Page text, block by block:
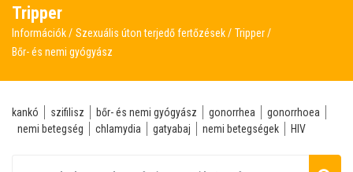
Tripper
Információk Szexuális úton terjedő fertőzések
Tripper
Bőr- és nemi gyógyász
kankó szifilisz bőr- és nemi gyógyász gonorrhea
gonorrhoea
nemi betegség
chlamydia gatyabaj nemi betegségek HIV